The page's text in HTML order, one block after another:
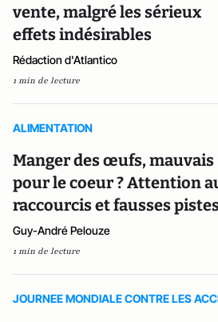
vente, malgré les sérieux
effets indésirables
Rédaction d'Atlantico
1 min de lecture
ALIMENTATION
Manger des œufs, mauvais
pour le coeur ? Attention
raccourcis et fausses
Guy-André Pelouze
1 min de lecture
JOURNEE MONDIALE CONTRE LES